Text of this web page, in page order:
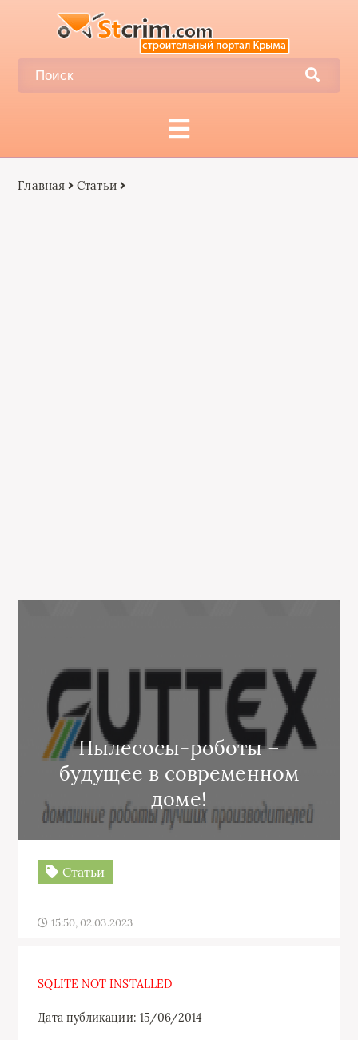
Главная Статьи
Пылесосы-роботы –
будущее в современном
доме!
Статьи
15:50, 02.03.2023
SQLITE NOT INSTALLED
Дата публикации: 15/06/2014